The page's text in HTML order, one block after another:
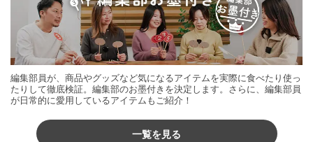
編集部員が、商品やグッズなど気になるアイテムを実際に食べたり使っ
たりして徹底検証。編集部のお墨付きを決定します。さらに、編集部員
が日常的に愛用しているアイテムもご紹介！
一覧を見る